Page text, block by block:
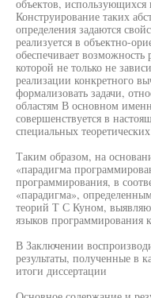
объектов, использующихся
Конструирование таких
определения задаются
реализуется в объектно-
обеспечивает
которой не только не
реализации конкретного
формализовать задачи,
областям В основном
совершенствуется в
специальных
Таким образом, на
«парадигма
программирования, в
«парадигма»,
теорий Т С Куном,
языков программирования
В Заключении
результаты, полученные в
итоги диссертации